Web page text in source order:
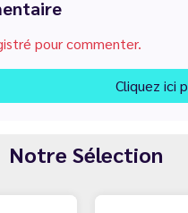
pour commenter.
Cliquez ici
Notre Sélection